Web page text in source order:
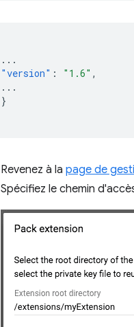
...
"version" : "1.6" ,
...
}
Revenez à la page de
Spécifiez le chemin